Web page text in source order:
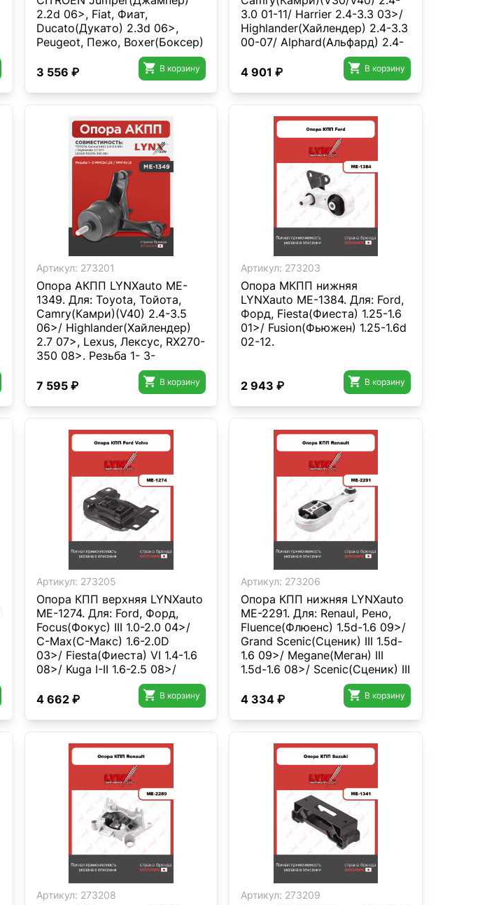
2.2d 06>, Fiat, Фиат,
Ducato(Дукато) 2.3d 06>,
Peugeot, Пежо, Boxer(Боксер)
3 556 ₽
 В корзину
3.0 01-11/ Harrier 2.4-3.3 03>/
Highlander(Хайлендер) 2.4-3.3
00-07/ Alphard(Альфард) 2.4-
3.0 03-08/ Estima/Previa II 2.4
4 901 ₽
 В корзину
Артикул: 273201
Опора AКПП LYNXauto ME-
1349. Для: Toyota, Тойота,
Camry(Камри)(V40) 2.4-3.5
06>/ Highlander(Хайлендер)
2.7 07>, Lexus, Лексус, RX270-
350 08>. Резьба 1- 3-
MM12x1,25/ MM14x1,5.
7 595 ₽
 В корзину
Артикул: 273203
Опора МКПП нижняя
LYNXauto ME-1384. Для: Ford,
Форд, Fiesta(Фиеста) 1.25-1.6
01>/ Fusion(Фьюжен) 1.25-1.6d
02-12.
2 943 ₽  В корзину
Артикул: 273205
Опора КПП верхняя LYNXauto
ME-1274. Для: Ford, Форд,
Focus(Фокус) III 1.0-2.0 04>/
C-Max(С-Макс) 1.6-2.0D
03>/ Fiesta(Фиеста) VI 1.4-1.6
08>/ Kuga I-II 1.6-2.5 08>/
Tourneo Connect 1.0-1.6D 13>.
4 662 ₽
 В корзину
Артикул: 273206
Опора КПП нижняя LYNXauto
ME-2291. Для: Renaul, Рено,
Fluence(Флюенс) 1.5d-1.6 09>/
Grand Scenic(Сценик) III 1.5d-
1.6 09>/ Megane(Меган) III
1.5d-1.6 08>/ Scenic(Сценик) III
4 334 ₽
 В корзину
Артикул: 273208 Артикул: 273209